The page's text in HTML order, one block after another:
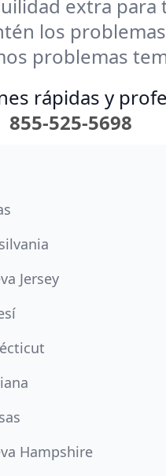
extra para
los
problemas
rápidas y
855-525-5698
Jersey
Hampshire